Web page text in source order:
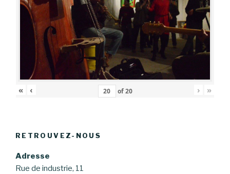
« ‹ of20 › »
RETROUVEZ-NOUS
Adresse
Rue de industrie, 11